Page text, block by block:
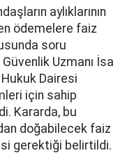
aylıklarının
ödemelere faiz
soru
Uzmanı İsa
Hukuk Dairesi
için sahip
Kararda, bu
doğabilecek faiz
gerektiği belirtildi.